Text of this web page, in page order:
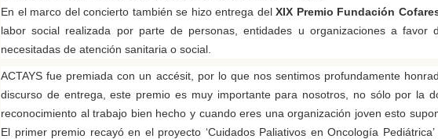
En el marco del concierto también se hizo entrega delXIX Premio Fundación
labor social realizada por parte de personas, entidades u organizaciones a favor
necesitadas de atención sanitaria o social.
ACTAYS fue premiada con un accésit, por lo que nos sentimos profundamente
discurso de entrega, este premio es muy importante para nosotros, no sólo por la
reconocimiento al trabajo bien hecho y cuando eres una organización joven esto
El primer premio recayó en el proyecto ‘Cuidados Paliativos en Oncología